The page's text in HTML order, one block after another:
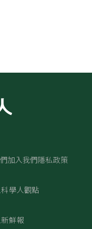
加入我們隱私政策
科學人觀點
鮮報